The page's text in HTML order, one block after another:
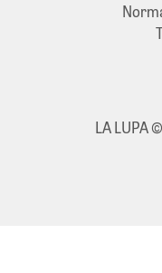
LA LUPA